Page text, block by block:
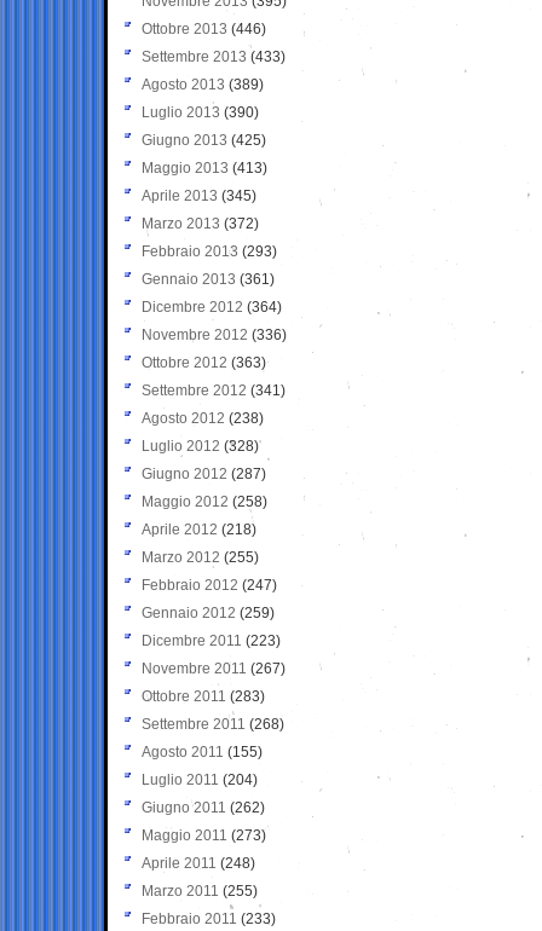
Ottobre 2013 (446)
Settembre 2013 (433)
Agosto 2013 (389)
Luglio 2013 (390)
Giugno 2013 (425)
Maggio 2013 (413)
Aprile 2013 (345)
Marzo 2013 (372)
Febbraio 2013 (293)
Gennaio 2013 (361)
Dicembre 2012 (364)
Novembre 2012 (336)
Ottobre 2012 (363)
Settembre 2012 (341)
Agosto 2012 (238)
Luglio 2012 (328)
Giugno 2012 (287)
Maggio 2012 (258)
Aprile 2012 (218)
Marzo 2012 (255)
Febbraio 2012 (247)
Gennaio 2012 (259)
Dicembre 2011 (223)
Novembre 2011 (267)
Ottobre 2011 (283)
Settembre 2011 (268)
Agosto 2011 (155)
Luglio 2011 (204)
Giugno 2011 (262)
Maggio 2011 (273)
Aprile 2011 (248)
Marzo 2011 (255)
Febbraio 2011 (233)